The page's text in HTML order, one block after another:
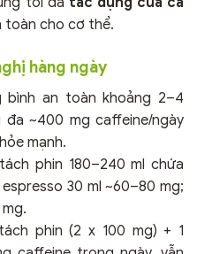
toàn cho cơ thể.
hàng ngày
bình an toàn khoảng 2–4
~400 mg caffeine/ngày
mạnh.
phin 180–240 ml chứa
30 ml ~60–80 mg;
phin (2 x 100 mg) + 1